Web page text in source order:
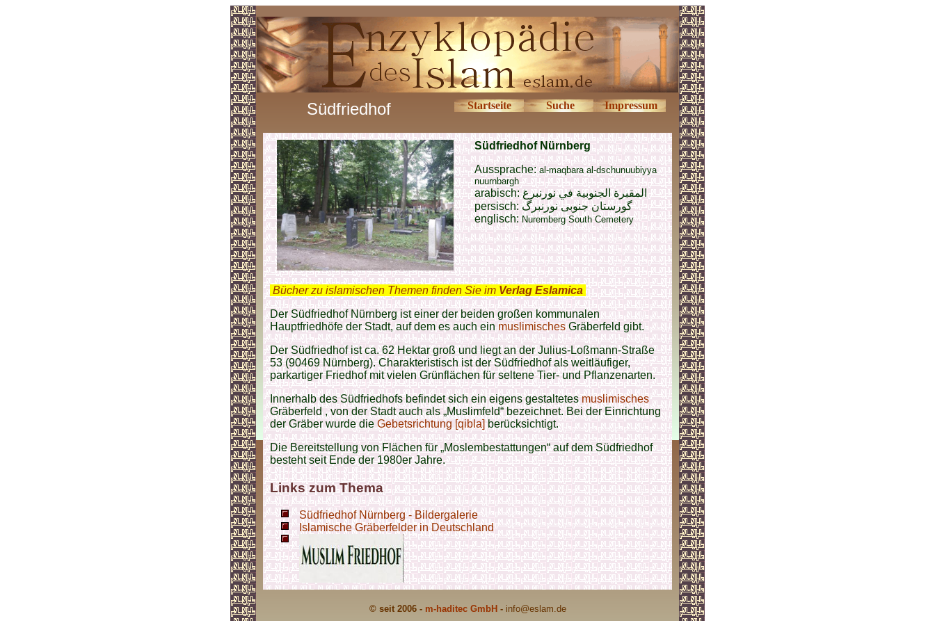
Südfriedhof Startseite Suche Impressum
Südfriedhof Nürnberg
Aussprache:al-maqbara al-dschunuubiyya
nuurnbargh
arabisch:المقبرة الجنوبية في نورنبرغ
persisch:گورستان جنوبی نورنبرگ
englisch:Nuremberg South Cemetery
Bücher zu islamischen Themen finden Sie im Verlag Eslamica
Der Südfriedhof Nürnberg ist einer der beiden großen kommunalen
Hauptfriedhöfe der Stadt, auf dem es auch einmuslimischesGräberfeld gibt.
Der Südfriedhof ist ca. 62 Hektar groß und liegt an der Julius-Loßmann-Straße
53 (90469 Nürnberg). Charakteristisch ist der Südfriedhof als weitläufiger,
parkartiger Friedhof mit vielen Grünflächen für seltene Tier- und Pflanzenarten.
Innerhalb des Südfriedhofs befindet sich ein eigens gestaltetesmuslimisches
Gräberfeld , von der Stadt auch als „Muslimfeld“ bezeichnet. Bei der Einrichtung
der Gräber wurde die Gebetsrichtung [qibla]berücksichtigt.
Die Bereitstellung von Flächen für „Moslembestattungen“ auf dem Südfriedhof
besteht seit Ende der 1980er Jahre.
Links zum Thema
Südfriedhof Nürnberg - Bildergalerie
Islamische Gräberfelder in Deutschland
© seit 2006 - m-haditec GmbH - info@eslam.de